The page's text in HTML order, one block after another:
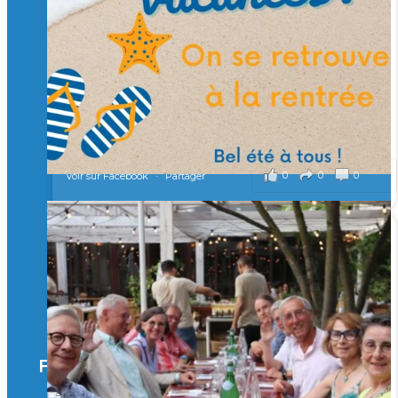
Merci à tous !
🎯 Taxe d’apprentissage 2026 : avec l'Isep, investissez pour
un numérique au service de l'humain !
À l’Isep, nous formons des ingénieurs, des bachelors, des
Mastères Spécialisés, qui allient excellence technologique et
valeurs humaines, au cœur de notre pro
...Voir plus
il y a 2 mois
0 0 0
Voir sur Facebook · Partager
🚀Afterwork à Genève 🚀
🥳 Le 22 avril dernier, 14 Alumni vivant / travaillant
en Suisse ont partagé un moment convivial de
retrouvailles et d'échanges !
Merci à tous pour votre présence et à Alexandre
CHEA pour l'organisation !
il y a 3 mois
Facebook